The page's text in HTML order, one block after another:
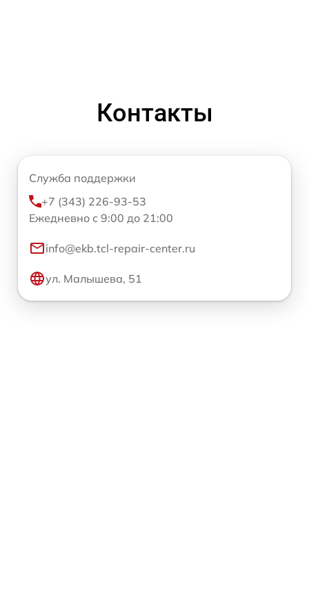
Контакты
Служба поддержки
+7 (343) 226-93-53
Ежедневно с 9:00 до 21:00
info@ekb.tcl-repair-center.ru
ул. Малышева, 51